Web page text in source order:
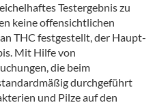
Testergebnis zu
keine offensichtlichen
THC festgestellt, der Haupt-
Mit Hilfe von
die beim
durchgeführt
und Pilze auf den